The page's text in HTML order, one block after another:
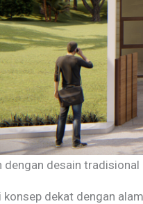
dengan desain
konsep dekat dengan